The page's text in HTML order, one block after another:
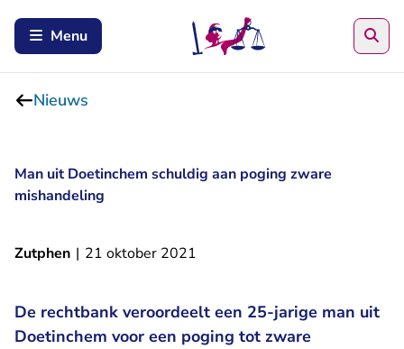
Menu
Nieuws
Man uit Doetinchem schuldig aan poging zware
mishandeling
Zutphen | 21 oktober 2021
De rechtbank veroordeelt een 25-jarige man uit
Doetinchem voor een poging tot zware